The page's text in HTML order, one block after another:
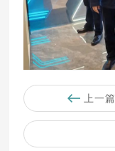
上一篇